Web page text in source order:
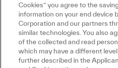
Cookies” you agree to the
information on your end device
Corporation and our partners
similar technologies. You also
of the collected and read
which may have a different
further described in the